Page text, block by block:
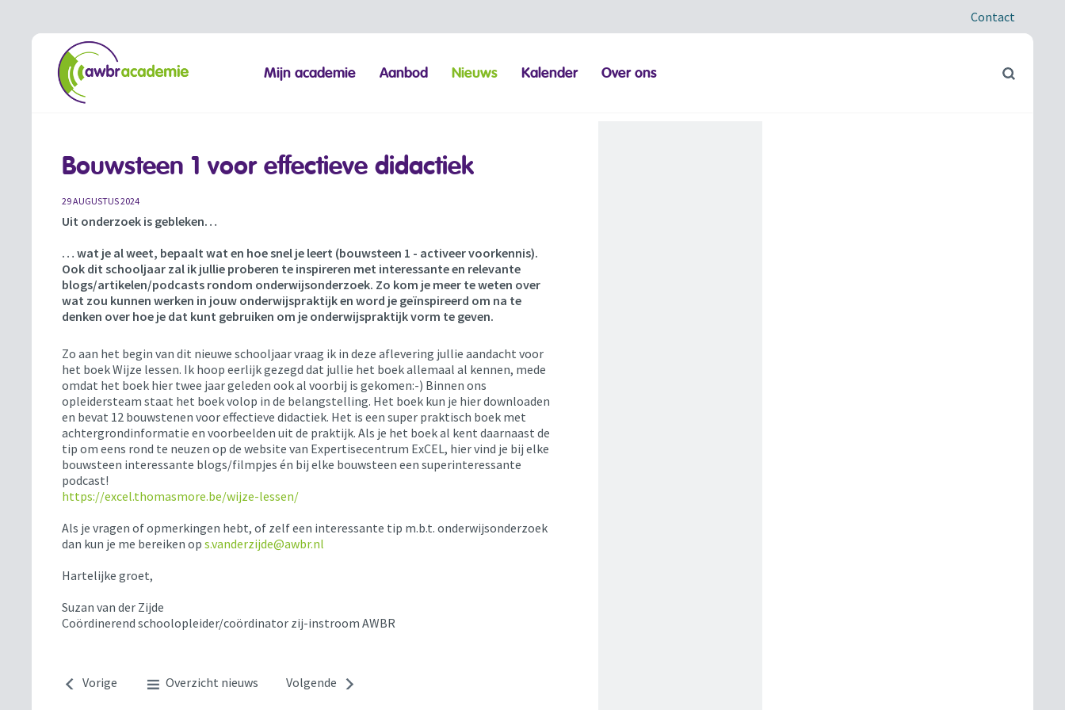
Contact
Mijn academie Aanbod Nieuws Kalender Over ons
Bouwsteen 1 voor effectieve didactiek
29 AUGUSTUS 2024
Uit onderzoek is gebleken…
… wat je al weet, bepaalt wat en hoe snel je leert (bouwsteen 1 - activeer voorkennis).
Ook dit schooljaar zal ik jullie proberen te inspireren met interessante en relevante
blogs/artikelen/podcasts rondom onderwijsonderzoek. Zo kom je meer te weten over
wat zou kunnen werken in jouw onderwijspraktijk en word je geïnspireerd om na te
denken over hoe je dat kunt gebruiken om je onderwijspraktijk vorm te geven.
Zo aan het begin van dit nieuwe schooljaar vraag ik in deze aflevering jullie aandacht voor
het boek Wijze lessen. Ik hoop eerlijk gezegd dat jullie het boek allemaal al kennen, mede
omdat het boek hier twee jaar geleden ook al voorbij is gekomen:-) Binnen ons
opleidersteam staat het boek volop in de belangstelling. Het boek kun je hier downloaden
en bevat 12 bouwstenen voor effectieve didactiek. Het is een super praktisch boek met
achtergrondinformatie en voorbeelden uit de praktijk. Als je het boek al kent daarnaast de
tip om eens rond te neuzen op de website van Expertisecentrum ExCEL, hier vind je bij elke
bouwsteen interessante blogs/filmpjes én bij elke bouwsteen een superinteressante
podcast!
https://excel.thomasmore.be/wijze-lessen/
Als je vragen of opmerkingen hebt, of zelf een interessante tip m.b.t. onderwijsonderzoek
dan kun je me bereiken ops.vanderzijde@awbr.nl
Hartelijke groet,
Suzan van der Zijde
Coördinerend schoolopleider/coördinator zij-instroom AWBR
Vorige Overzicht nieuws Volgende